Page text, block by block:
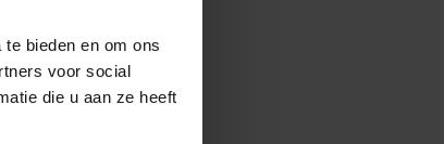
bieden en om ons
voor social
die u aan ze heeft